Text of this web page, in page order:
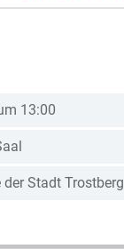
13:00
Stadt Trostberg